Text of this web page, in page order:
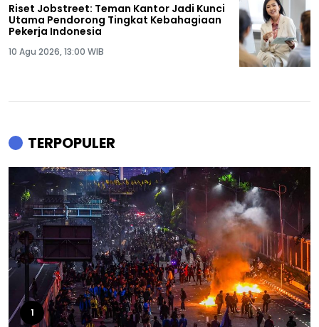
Riset Jobstreet: Teman Kantor Jadi Kunci
Utama Pendorong Tingkat Kebahagiaan
Pekerja Indonesia
10 Agu 2026, 13:00 WIB
TERPOPULER
1